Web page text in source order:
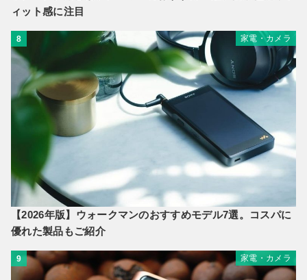
ィット感に注目
8 家電・カメラ
【2026年版】ウォークマンのおすすめモデル7選。コスパに
優れた製品もご紹介
9 家電・カメラ